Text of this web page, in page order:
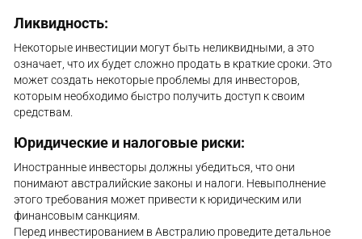
Ликвидность:
Некоторые инвестиции могут быть неликвидными, а это
означает, что их будет сложно продать в краткие сроки. Это
может создать некоторые проблемы для инвесторов,
которым необходимо быстро получить доступ к своим
средствам.
Юридические и налоговые риски:
Иностранные инвесторы должны убедиться, что они
понимают австралийские законы и налоги. Невыполнение
этого требования может привести к юридическим или
финансовым санкциям.
Перед инвестированием в Австралию проведите детальное